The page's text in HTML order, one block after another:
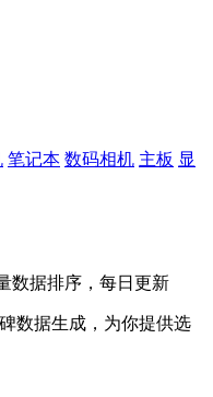
笔记本 数码相机 主板 显
数据排序，每日更新
数据生成，为你提供选